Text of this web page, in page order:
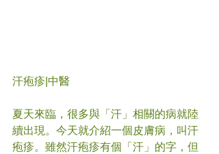
汗疱疹|中醫
夏天來臨，很多與「汗」相關的病就陸
續出現。今天就介紹一個皮膚病，叫汗
疱疹。雖然汗疱疹有個「汗」的字，但